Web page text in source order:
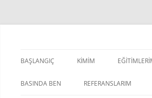
İçeriğe
BAŞLANGIÇ KIMIM
BASINDA BEN REFERANSLARIM